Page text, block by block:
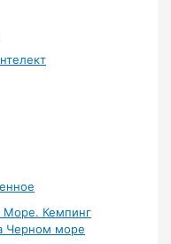
Море. Кемпинг
Черном море